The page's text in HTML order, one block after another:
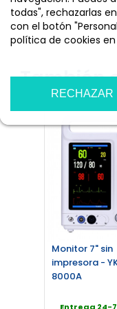
todas", rechazarlas
con el botón
política de cookies
RECHAZAR
Carro
También
Monitor 7" sin
impresora -
8000A
Entrega 24-